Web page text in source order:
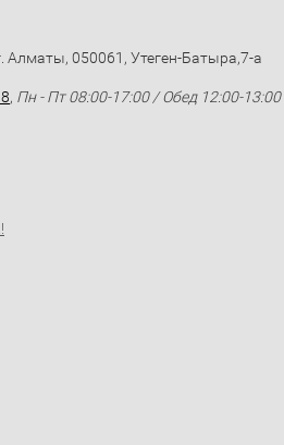
Алматы, 050061, Утеген-Батыра,7-а
, Пн - Пт 08:00-17:00 / Обед 12:00-13:00